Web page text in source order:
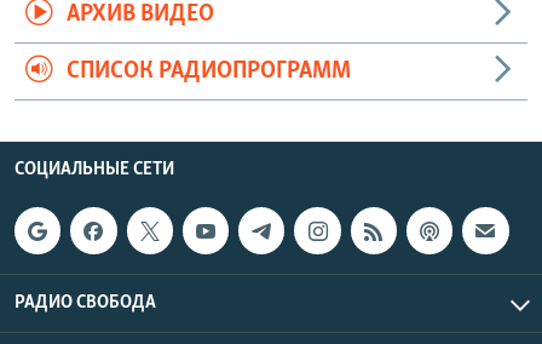
АРХИВ ВИДЕО
СПИСОК РАДИОПРОГРАММ
СОЦИАЛЬНЫЕ СЕТИ
РАДИО СВОБОДА